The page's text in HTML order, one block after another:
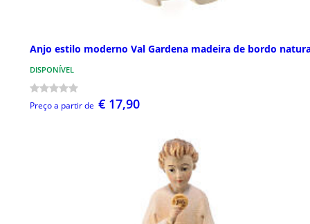
Anjo estilo moderno Val Gardena madeira de bordo
DISPONÍVEL
Preço a partir de € 17,90